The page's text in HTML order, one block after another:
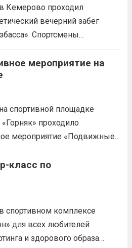
Кемерово проходил
вечерний забег
Спортсмены
в забеге и заняли
призовые места:1 место —
Щербунова Милана,
место — Табакова
мероприятие на
спортивной площадке
«Горняк» проходило
мероприятие «Подвижные
Читать дальше
класс по
спортивном комплексе
для всех любителей
и здорового образа